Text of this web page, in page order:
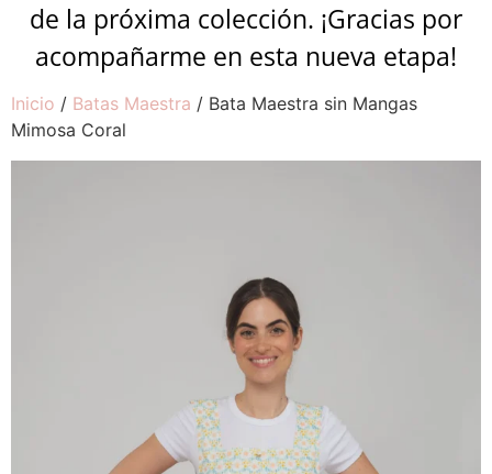
de la próxima colección. ¡Gracias por
acompañarme en esta nueva etapa!
Inicio / Batas Maestra / Bata Maestra sin Mangas
Mimosa Coral